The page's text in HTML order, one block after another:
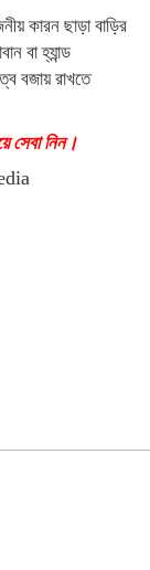
কারন ছাড়া বাড়ির
বা হ্যান্ড
বজায় রাখতে
সেবা নিন।